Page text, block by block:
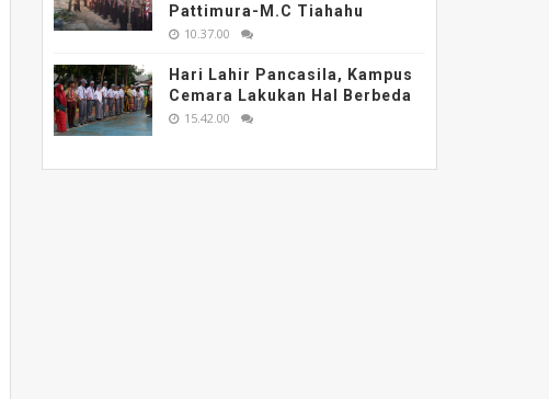
Pattimura-M.C Tiahahu
10.37.00
Hari Lahir Pancasila, Kampus
Cemara Lakukan Hal Berbeda
15.42.00